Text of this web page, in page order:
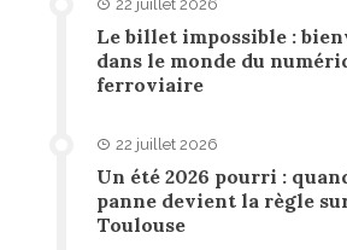
22 juillet 2026
Le billet impossible :
dans le monde du
ferroviaire
22 juillet 2026
Un été 2026 pourri :
panne devient la règle
Toulouse